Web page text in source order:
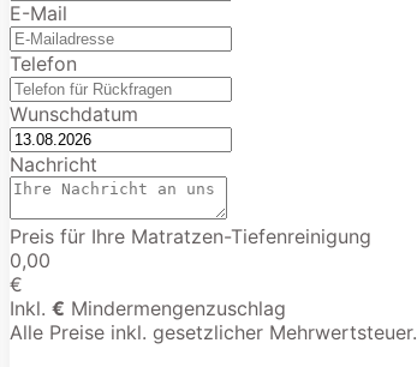
E-Mail
Telefon
Wunschdatum
Nachricht
Preis für Ihre Matratzen-Tiefenreinigung
0,00
€
Inkl. € Mindermengenzuschlag
Alle Preise inkl. gesetzlicher Mehrwertsteuer.